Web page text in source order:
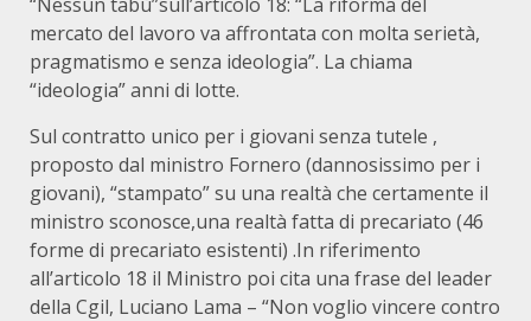
mercato del lavoro va affrontata con molta serietà,
pragmatismo e senza ideologia”. La chiama
“ideologia” anni di lotte.
Sul contratto unico per i giovani senza tutele ,
proposto dal ministro Fornero (dannosissimo per i
giovani), “stampato” su una realtà che certamente il
ministro sconosce,una realtà fatta di precariato (46
forme di precariato esistenti) .In riferimento
all’articolo 18 il Ministro poi cita una frase del leader
della Cgil, Luciano Lama – “Non voglio vincere contro